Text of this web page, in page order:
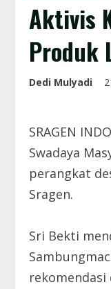
Aktivis
Produk
Dedi Mulyadi
SRAGEN
Swadaya
perangkat
Sragen.
Sri Bekti